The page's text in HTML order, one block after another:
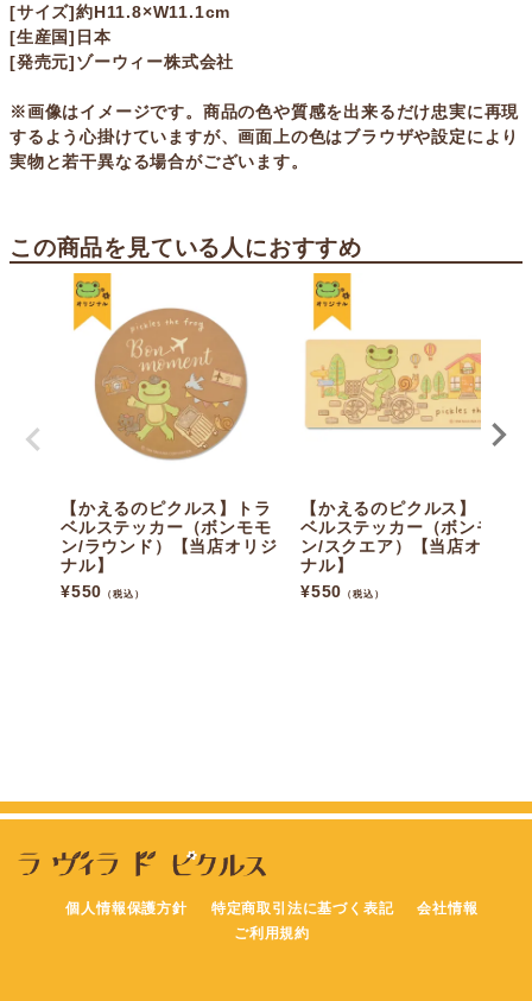
[サイズ]約H11.8×W11.1cm
[生産国]日本
[発売元]ゾーウィー株式会社
※画像はイメージです。商品の色や質感を出来るだけ忠実に再現
するよう心掛けていますが、画面上の色はブラウザや設定により
実物と若干異なる場合がございます。
この商品を見ている人におすすめ
【かえるのピクルス】トラ
ベルステッカー（ボンモモ
ン/ラウンド）【当店オリジ
ナル】
¥550 （税込）
【かえるのピクルス】トラ
ベルステッカー（ボンモモ
ン/スクエア）【当店オリジ
ナル】
¥550 （税込）
個人情報保護方針 特定商取引法に基づく表記
会社情報
ご利用規約